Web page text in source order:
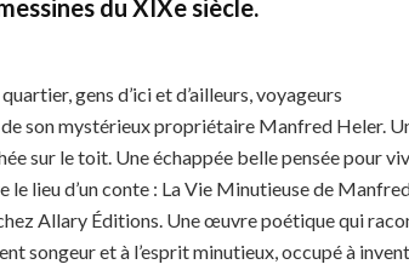
du XIXe siècle.
gens d’ici et d’ailleurs, voyageurs
son mystérieux propriétaire Manfred Heler.
sur le toit. Une échappée belle pensée pour
lieu d’un conte : La Vie Minutieuse de
Allary Éditions. Une œuvre poétique qui
songeur et à l’esprit minutieux, occupé à